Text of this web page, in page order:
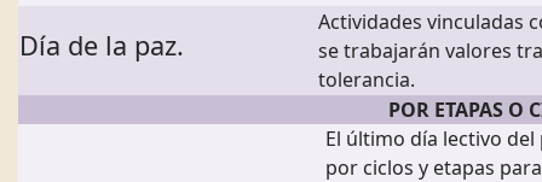
Día de la paz.
Actividades vinculadas
se trabajarán valores
tolerancia.
POR ETAPAS O
El último día lectivo
por ciclos y etapas